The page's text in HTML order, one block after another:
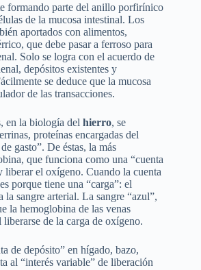
formando parte del anillo porfirínico
de la mucosa intestinal. Los
aportados con alimentos,
que debe pasar a ferroso para
Solo se logra con el acuerdo de
depósitos existentes y
se deduce que la mucosa
de las transacciones.
en la biología del hierro, se
proteínas encargadas del
gasto”. De éstas, la más
que funciona como una “cuenta
liberar el oxígeno. Cuando la cuenta
porque tiene una “carga”: el
sangre arterial. La sangre “azul”,
la hemoglobina de las venas
de la carga de oxígeno.
de depósito” en hígado, bazo,
al “interés variable” de liberación